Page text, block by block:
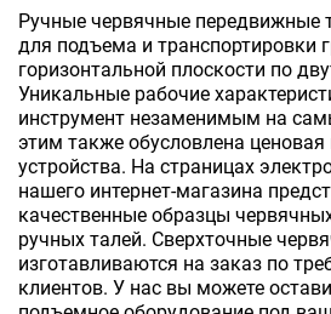
Ручные червячные передвижные
для подъема и транспортировки
горизонтальной плоскости по
Уникальные рабочие
инструмент незаменимым на
этим также обусловлена ценовая
устройства. На страницах
нашего интернет-магазина
качественные образцы
ручных талей. Сверхточные
изготавливаются на заказ по
клиентов. У нас вы можете